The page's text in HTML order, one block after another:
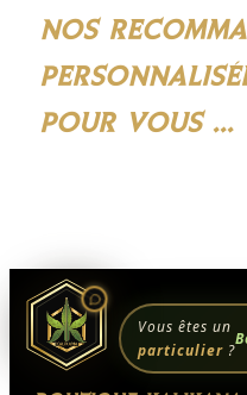
NOS
POUR VOUS ...
Vous êtes un
particulier?
Accès à votre